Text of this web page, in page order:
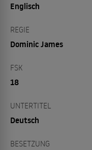
Englisch
REGIE
Dominic James
FSK
18
UNTERTITEL
Deutsch
BESETZUNG